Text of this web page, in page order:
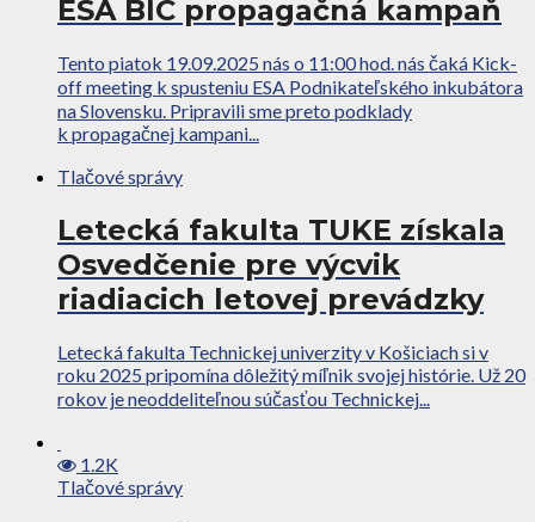
ESA BIC propagačná kampaň
Tento piatok 19.09.2025 nás o 11:00 hod. nás čaká Kick-
off meeting k spusteniu ESA Podnikateľského inkubátora
na Slovensku. Pripravili sme preto podklady
k propagačnej kampani...
Tlačové správy
Letecká fakulta TUKE získala
Osvedčenie pre výcvik
riadiacich letovej prevádzky
Letecká fakulta Technickej univerzity v Košiciach si v
roku 2025 pripomína dôležitý míľnik svojej histórie. Už 20
rokov je neoddeliteľnou súčasťou Technickej...
1.2K
Tlačové správy